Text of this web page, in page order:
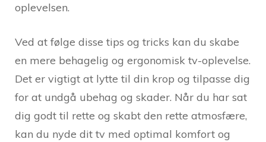
oplevelsen.
Ved at følge disse tips og tricks kan du skabe
en mere behagelig og ergonomisk tv-oplevelse.
Det er vigtigt at lytte til din krop og tilpasse dig
for at undgå ubehag og skader. Når du har sat
dig godt til rette og skabt den rette atmosfære,
kan du nyde dit tv med optimal komfort og